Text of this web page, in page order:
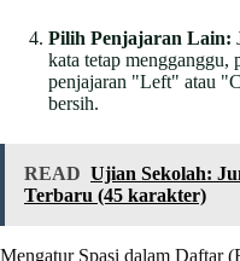
Pilih Penjajaran Lain:
kata tetap mengganggu,
penjajaran "Left" atau
bersih.
READ Ujian Sekolah:
Terbaru (45 karakter)
Mengatur Spasi dalam Daftar